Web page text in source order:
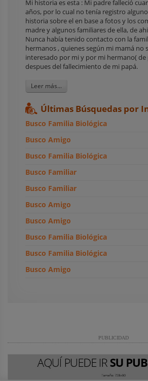
Mi historia es esta : Mi padre falleció
años, por lo cual no tenía registro
historia sobre el en base a fotos y los
madre y algunos familiares de ella, de
Nunca había tenido contacto con la
hermanos , quienes según mi mamá no
interesado por mi y por mi hermano(
despues del fallecimiento de mi papá.
Leer más...
Últimas Búsquedas por
Busco Familia Biológica
Busco Amigo
Busco Familia Biológica
Busco Familiar
Busco Familiar
Busco Amigo
Busco Amigo
Busco Familia Biológica
Busco Familia Biológica
Busco Amigo
PUBLICIDAD